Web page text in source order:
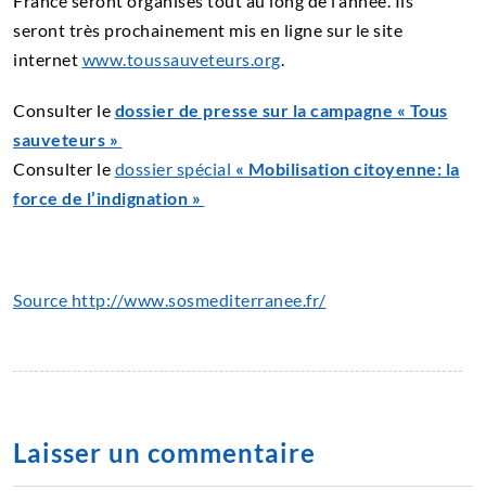
seront très prochainement mis en ligne sur le site
internet www.toussauveteurs.org
Consulter le dossier de presse sur la campagne « Tous
sauveteurs »
Consulter le dossier spécial « Mobilisation citoyenne: la
force de l’indignation »
Source http://www.sosmediterranee.fr/
Laisser un commentaire